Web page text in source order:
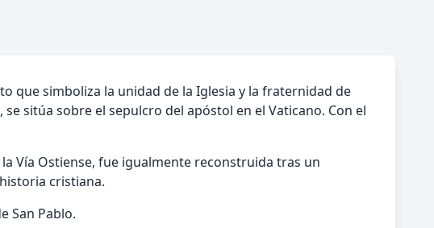
que simboliza la unidad de la Iglesia y la fraternidad de
sitúa sobre el sepulcro del apóstol en el Vaticano. Con el
Vía Ostiense, fue igualmente reconstruida tras un
cristiana.
San Pablo.